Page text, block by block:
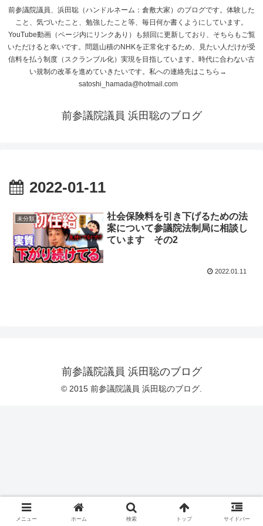
前参議院議員、浜田聡（ハンドルネーム：倉敷大家）のブログです。体験した
こと、気づいたこと、勉強したこと等、毎日何か書くようにしています。
YouTube動画（ページ内にリンクあり）も頻回に更新しており、そちらもご覧
いただけると幸いです。問題山積のNHKを正常化するため、見たい人だけが受
信料を払う制度（スクランブル化）実現を目指しています。時代に合わない古
い規制の改革を進めていきたいです。私への連絡先はこちら→
satoshi_hamada@hotmail.com
前参議院議員 浜田聡のブログ
2022-01-11
未分類
社会保険料を引き下げるための法
案について参議院法制局に相談し
ています その2
2022.01.11
前参議院議員 浜田聡のブログ
© 2015 前参議院議員 浜田聡のブログ.
メニュー ホーム 検索 トップ サイドバー